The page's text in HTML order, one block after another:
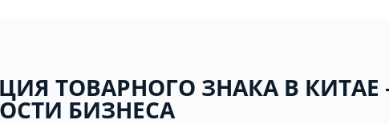
ТОВАРНОГО ЗНАКА В
БИЗНЕСА